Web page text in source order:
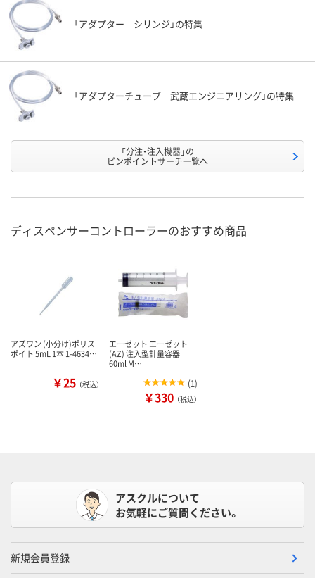
「アダプター シリンジ」の特集
「アダプターチューブ 武蔵エンジニアリング」の特集
「分注・注入機器」の
ピンポイントサーチ一覧へ
ディスペンサーコントローラーのおすすめ商品
アズワン (小分け)ポリス
ポイト 5mL 1本 1-4634…
￥25 （税込）
エーゼット エーゼット
(AZ) 注入型計量容器
60ml M…
(1)
￥330 （税込）
アスクルについて
お気軽にご質問ください。
新規会員登録